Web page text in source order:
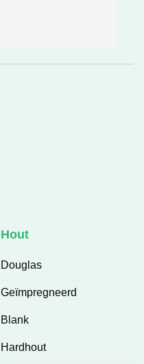
Hout
Douglas
Geïmpregneerd
Blank
Hardhout